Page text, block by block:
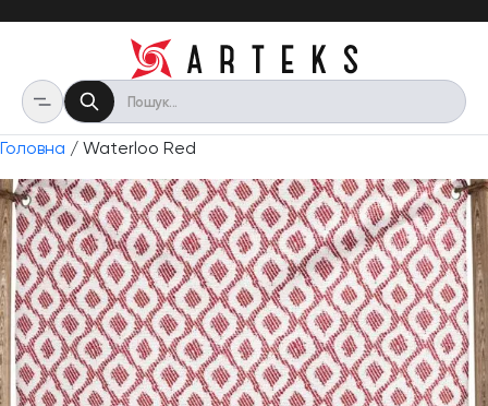
Головна / Waterloo Red